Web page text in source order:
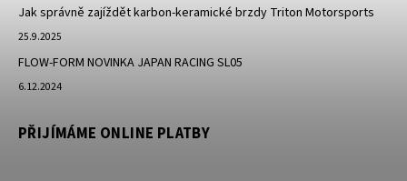
Jak správně zajíždět karbon-keramické brzdy Triton Motorsports
25.9.2025
FLOW-FORM NOVINKA JAPAN RACING SL05
6.12.2024
PŘIJÍMÁME ONLINE PLATBY